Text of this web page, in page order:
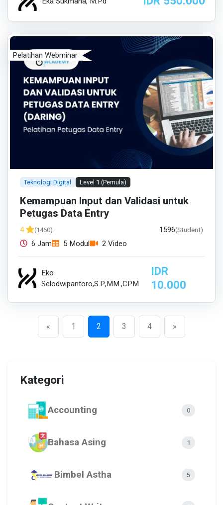
Pelatihan Webminar
Teknologi Digital Level 1 (Pemula)
Kemampuan Input dan Validasi untuk
Petugas Data Entry
4 (1460) 1596(Student)
6 Jam 5 Modul 2 Video
Eko
Selodwipantoro,S.P.,MM.,CPM
IDR
10.000
« Previous
1 2 3 4 »
Kategori
Accounting 0
Bahasa Asing 1
Bimbel Astha 5